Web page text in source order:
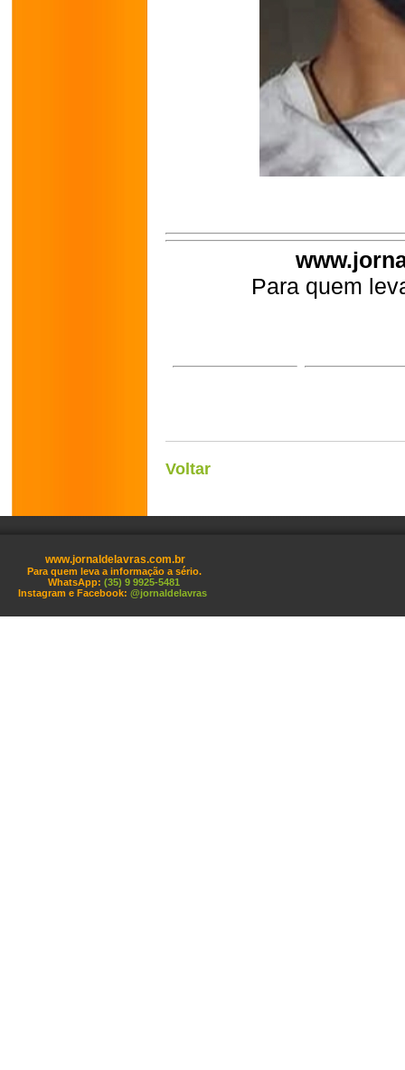
Para quem
Voltar
www.jornaldelavras.com.br
Para quem leva a informação a sério.
WhatsApp: (35) 9 9925-5481
Instagram e Facebook: @jornaldelavras